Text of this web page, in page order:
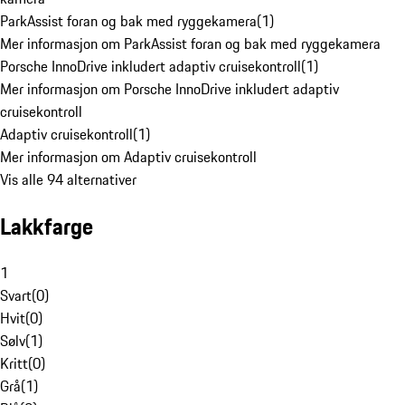
ParkAssist foran og bak med ryggekamera(1)
Mer informasjon om ParkAssist foran og bak med ryggekamera
Porsche InnoDrive inkludert adaptiv cruisekontroll(1)
Mer informasjon om Porsche InnoDrive inkludert adaptiv
cruisekontroll
Adaptiv cruisekontroll(1)
Mer informasjon om Adaptiv cruisekontroll
Vis alle 94 alternativer
Lakkfarge
1
Svart(0)
Hvit(0)
Sølv(1)
Kritt(0)
Grå(1)